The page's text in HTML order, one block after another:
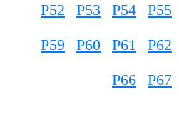
P52
P53 P54 P55
P59
P60 P61 P62
P66
P67